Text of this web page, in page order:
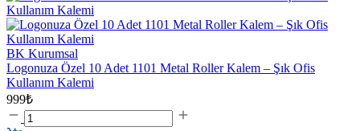
BK Kurumsal
Logonuza Özel 10 Adet 1101 Metal Roller Kalem – Şık Ofis
Kullanım Kalemi
999₺